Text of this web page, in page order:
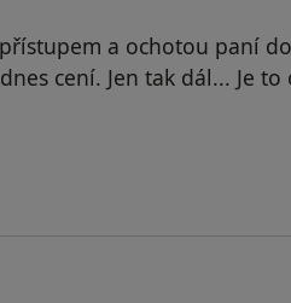
a ochotou paní
cení. Jen tak dál... Je